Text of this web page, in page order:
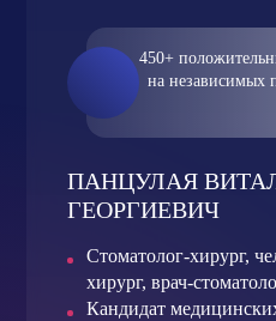
450+
на независимых
ПАНЦУЛАЯ
ГЕОРГИЕВИЧ
Стоматолог-хирург,
хирург, врач-
Кандидат